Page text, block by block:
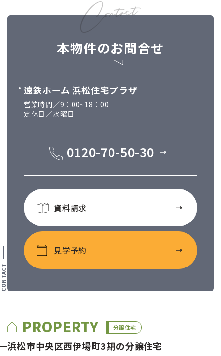
本物件のお問合せ
遠鉄ホーム 浜松住宅プラザ
営業時間／9：00~18：00
定休日／水曜日
0120-70-50-30
資料請求
見学予約
PROPERTY 分譲住宅
浜松市中央区西伊場町3期の分譲住宅